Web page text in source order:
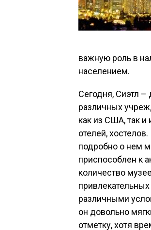
важную роль в
населением.
Сегодня, Сиэтл
различных
как из США, так и
отелей,
подробно о нем
приспособлен к
количество
различными
он довольно
отметку, хотя